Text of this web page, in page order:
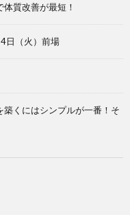
質改善が最短！
日（火）前場
くにはシンプルが一番！そ